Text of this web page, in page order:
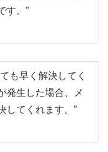
す。”
も早く解決してく
発生した場合、メ
してくれます。”